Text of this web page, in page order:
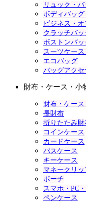
リュック・
ボディバッ
ビジネス・
クラッチバッ
ボストンバッ
スーツケー
エコバッグ
バッグアクセ
財布・ケース・小
財布・ケー
長財布
折りたたみ財
コインケース
カードケース
パスケース
キーケース
マネークリッ
ポーチ
スマホ・PC
ペンケース